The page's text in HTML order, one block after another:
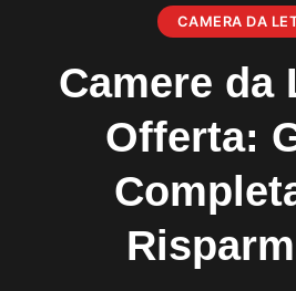
CAMERA DA
Camere da
Offerta: